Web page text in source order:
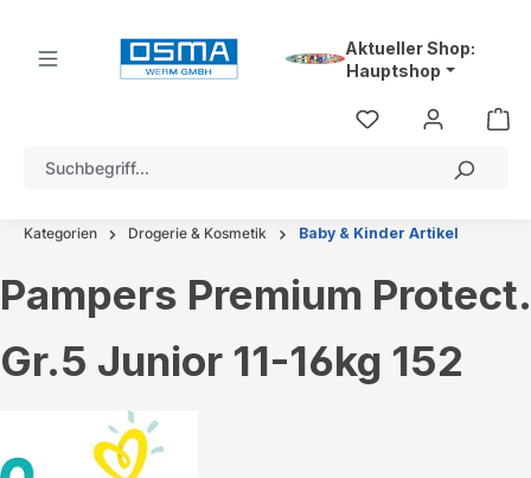
Aktueller Shop:
Hauptshop
Kategorien Drogerie & Kosmetik Baby & Kinder Artikel
Pampers Premium Protect.
Gr.5 Junior 11-16kg 152